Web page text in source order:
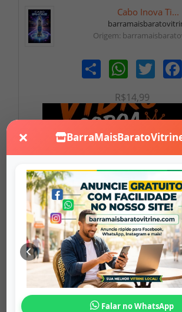
×
Falar no WhatsApp
Cabo Inova Ti...
Origem:
Share WhatsAppTwitter
R$14,99
Cabo De Áudi...
Origem: